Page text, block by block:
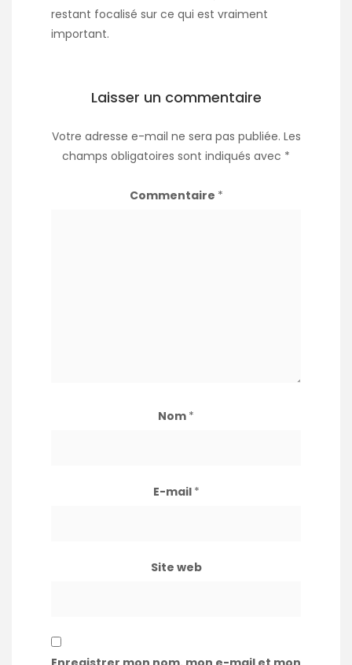
restant focalisé sur ce qui est vraiment
important.
Laisser un commentaire
Votre adresse e-mail ne sera pas publiée. Les
champs obligatoires sont indiqués avec *
Commentaire *
Nom *
E-mail *
Site web